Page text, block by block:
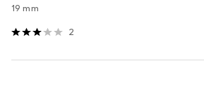
19 mm
2